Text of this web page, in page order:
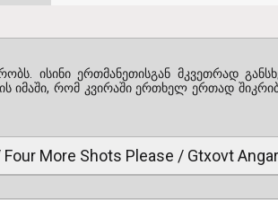
ისინი ერთმანეთისგან მკვეთრად
იმაში, რომ კვირაში ერთხელ ერთად
More Shots Please / Gtxovt